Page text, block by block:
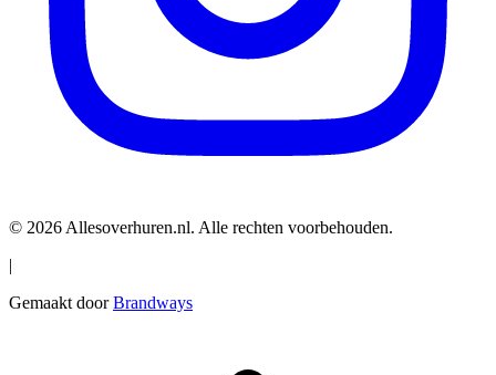
© 2026 Allesoverhuren.nl. Alle rechten voorbehouden.
|
Gemaakt doorBrandways